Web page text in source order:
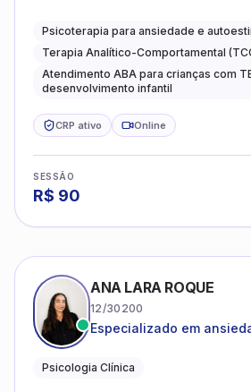
Psicoterapia para ansiedade e
Terapia Analítico-Comportamental
Atendimento ABA para crianças com
desenvolvimento infantil
CRP ativo Online
SESSÃO
R$ 90
ANA LARA ROQUE
12/30200
Especializado em
Psicologia Clínica